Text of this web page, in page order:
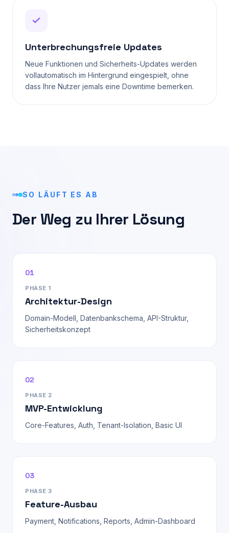
Unterbrechungsfreie Updates
Neue Funktionen und Sicherheits-Updates werden
vollautomatisch im Hintergrund eingespielt, ohne
dass Ihre Nutzer jemals eine Downtime bemerken.
SO LÄUFT ES AB
Der Weg zu Ihrer Lösung
01
PHASE 1
Architektur-Design
Domain-Modell, Datenbankschema, API-Struktur,
Sicherheitskonzept
02
PHASE 2
MVP-Entwicklung
Core-Features, Auth, Tenant-Isolation, Basic UI
03
PHASE 3
Feature-Ausbau
Payment, Notifications, Reports, Admin-Dashboard